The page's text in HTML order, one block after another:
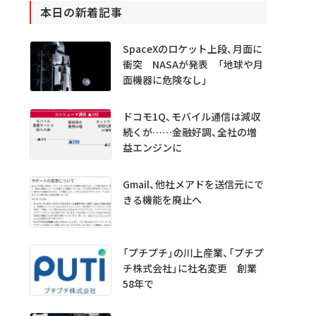
本日の新着記事
SpaceXのロケット上段、月面に
衝突 NASAが発表 「地球や月
面機器に危険なし」
ドコモ1Q、モバイル通信は減収
続くが……金融好調、全社の増
益エンジンに
Gmail、他社メアドを送信元にで
きる機能を廃止へ
「プチプチ」の川上産業、「プチプ
チ株式会社」に社名変更 創業
58年で